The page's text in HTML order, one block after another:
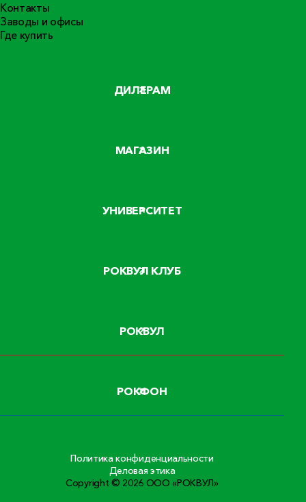
Контакты
Заводы и офисы
Где купить
ДИЛЕРАМ
МАГАЗИН
УНИВЕРСИТЕТ
РОКВУЛ КЛУБ
РОКВУЛ
РОКФОН
Copyright © 2026 ООО «РОКВУЛ»
Политика конфиденциальности
Деловая этика